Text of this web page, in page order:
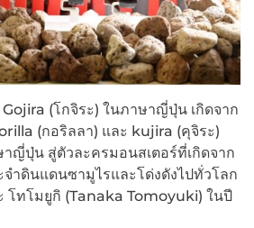
(โกจิระ) ในภาษาญี่ปุ่น เกิดจาก
(กอริลลา) และ kujira (คุจิระ)
ญี่ปุ่น สู่ตัวละครมอนสเตอร์ที่เกิดจาก
ำดินแดนซามูไรและโด่งดังไปทั่วโลก
โทโมยูกิ (Tanaka Tomoyuki) ในปี